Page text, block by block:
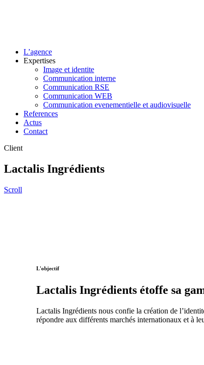
L’agence
Expertises
Image et identite
Communication interne
Communication RSE
Communication WEB
Communication evenementielle et audiovisuelle
References
Actus
Contact
Client
Lactalis Ingrédients
Scroll
L'objectif
Lactalis Ingrédients étoffe sa
Lactalis Ingrédients nous confie la création de
répondre aux différents marchés internationaux et à